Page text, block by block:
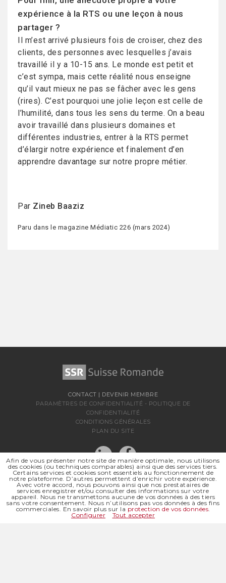
expérience à la RTS ou une leçon à nous
partager ?
Il m’est arrivé plusieurs fois de croiser, chez des
clients, des personnes avec lesquelles j’avais
travaillé il y a 10-15 ans. Le monde est petit et
c’est sympa, mais cette réalité nous enseigne
qu’il vaut mieux ne pas se fâcher avec les gens
(rires). C’est pourquoi une jolie leçon est celle de
l’humilité, dans tous les sens du terme. On a beau
avoir travaillé dans plusieurs domaines et
différentes industries, entrer à la RTS permet
d’élargir notre expérience et finalement d’en
apprendre davantage sur notre propre métier.
Par Zineb Baaziz
Paru dans le magazine Médiatic 226 (mars 2024)
CONTACT | DEVENIR MEMBRE
PARAMÈTRES DE CONFIDENTIALITÉ - POLITIQUE DE
CONFIDENTIALITÉ
CONDITIONS GÉNÉRALES
PLAN DU SITE
SSR SUISSE ROMANDE
SOCIÉTÉ RÉGIONALE DE
Afin de vous présenter notre site de manière optimale, nous utilisons
des cookies (ou techniques comparables) ainsi que des services tiers.
Certains services et cookies sont essentiels au fonctionnement de
notre plateforme. D’autres permettent d’enrichir votre expérience.
Avec votre accord, nous pouvons ainsi que nos prestataires de
services enregistrer et/ou consulter des informations sur votre
appareil. Nous ne transmettons aucune de vos données à des tiers
sans votre consentement. Nous n’utilisons pas vos données à des fins
commerciales. En savoir plus sur la protection de vos données.
Configurer
Tout accepter